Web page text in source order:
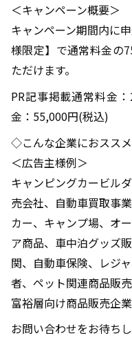
＜キャンペーン概要＞
キャンペーン期間内に
様限定】で通常料金の
ただけます。
PR記事掲載通常料
金：55,000円(税込)
◇こんな企業におスス
＜広告主様例＞
キャンピングカービル
売会社、自動車買取事
カー、キャンプ場、オ
ア商品、車中泊グッズ
関、自動車保険、レジ
者、ペット関連商品販
富裕層向け商品販売企
お問い合わせをお待ちし